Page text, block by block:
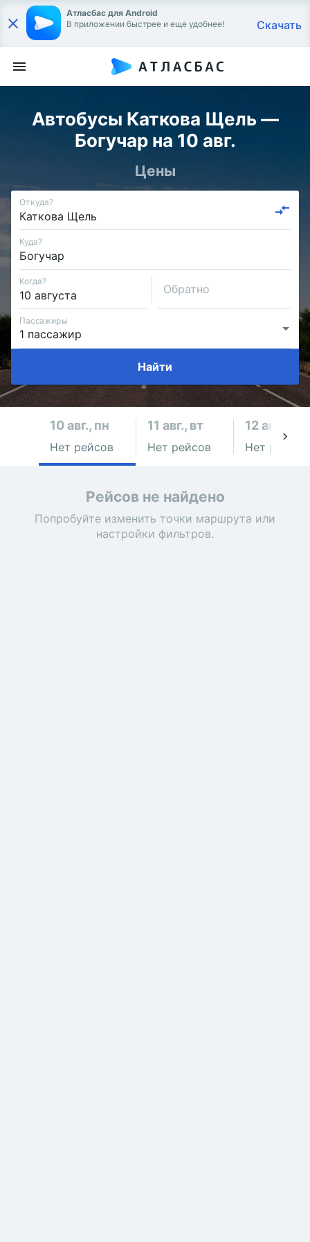
Атласбас для Android
В приложении быстрее и еще удобнее!
Скачать
Автобусы Каткова Щель —
Богучар на 10 авг.
Цены
Откуда?
Куда?
Когда?
Обратно
Пассажиры
Найти
10 авг., пн
Нет рейсов
11 авг., вт
Нет рейсов
12 авг., ср
Нет рейсов
Рейсов не найдено
Попробуйте изменить точки маршрута или
настройки фильтров.